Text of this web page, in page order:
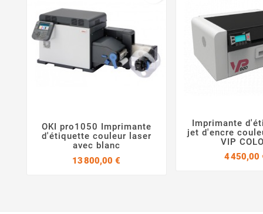
 
OKI pro1050 Imprimante
d'étiquette couleur laser
avec blanc
13 800,00 €

Imprimante
jet d'encre
VIP
4 450,00